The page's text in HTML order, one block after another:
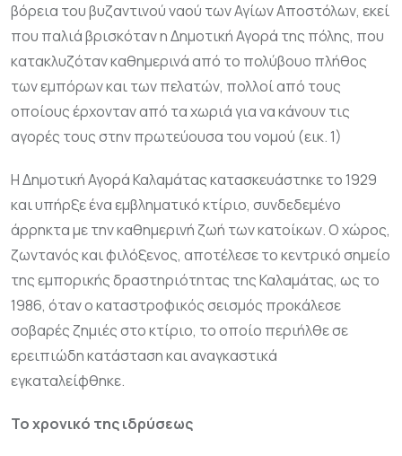
βόρεια του βυζαντινού ναού των Αγίων Αποστόλων, εκεί
που παλιά βρισκόταν η Δημοτική Αγορά της πόλης, που
κατακλυζόταν καθημερινά από το πολύβουο πλήθος
των εμπόρων και των πελατών, πολλοί από τους
οποίους έρχονταν από τα χωριά για να κάνουν τις
αγορές τους στην πρωτεύουσα του νομού (εικ. 1)
Η Δημοτική Αγορά Καλαμάτας κατασκευάστηκε το 1929
και υπήρξε ένα εμβληματικό κτίριο, συνδεδεμένο
άρρηκτα με την καθημερινή ζωή των κατοίκων. Ο χώρος,
ζωντανός και φιλόξενος, αποτέλεσε το κεντρικό σημείο
της εμπορικής δραστηριότητας της Καλαμάτας, ως το
1986, όταν ο καταστροφικός σεισμός προκάλεσε
σοβαρές ζημιές στο κτίριο, το οποίο περιήλθε σε
ερειπιώδη κατάσταση και αναγκαστικά
εγκαταλείφθηκε.
Το χρονικό της ιδρύσεως